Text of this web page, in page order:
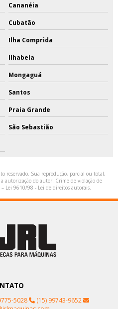
Cananéia
Cubatão
Ilha Comprida
Ilhabela
Mongaguá
Santos
Praia Grande
São Sebastião
reservado. Sua reprodução, parcial ou total,
autorização do autor. Crime de violação de
– Lei 9610/98 - Lei de direitos autorais.
5028
(15) 99743-9652